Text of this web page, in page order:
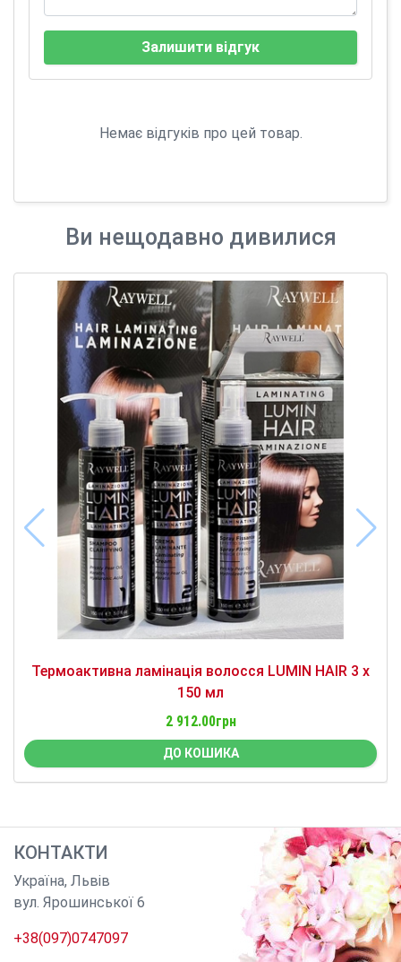
Залишити відгук
Немає відгуків про цей товар.
Ви нещодавно дивилися
Термоактивна ламінація волосся LUMIN HAIR 3 х
150 мл
2 912.00грн
ДО КОШИКА
КОНТАКТИ
Україна, Львів
вул. Ярошинської 6
+38(097)0747097